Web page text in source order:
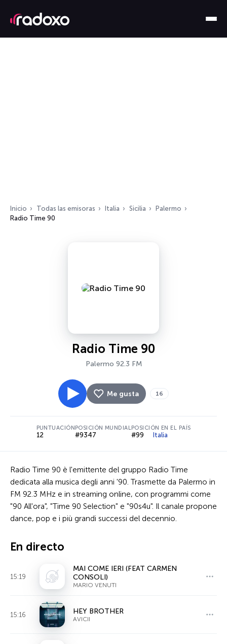
Inicio Todas las emisoras Italia Sicilia
Palermo
Radio Time 90
Radio Time 90
Palermo 92.3 FM
Me gusta 16
PUNTUACIÓN
12
POSICIÓN MUNDIAL
#9347
POSICIÓN EN EL PAÍS
#99 Italia
Radio Time 90 è l'emittente del gruppo Radio Time
dedicata alla musica degli anni '90. Trasmette da Palermo in
FM 92.3 MHz e in streaming online, con programmi come
"90 All'ora", "Time 90 Selection" e "90s4u". Il canale propone
dance, pop e i più grandi successi del decennio.
En directo
15:19
MAI COME IERI (FEAT CARMEN
CONSOLI)
MARIO VENUTI
15:16 HEY BROTHER
AVICII